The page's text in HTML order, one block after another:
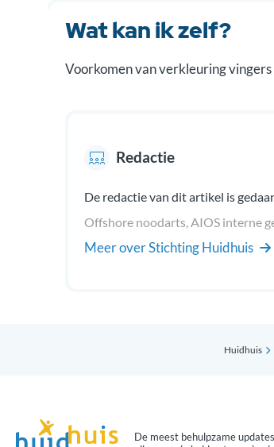
Wat kan ik zelf?
Voorkomen van verkleuring
Redactie
De redactie van dit artikel is
Offshore noodarts, AIOS interne
Meer over Stichting Huidhuis
Huidhuis
De meest behulpzame